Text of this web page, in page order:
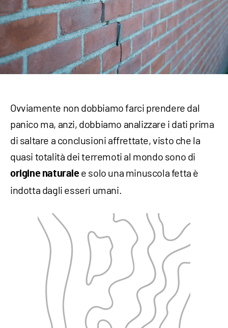
Ovviamente non dobbiamo farci prendere dal
panico ma, anzi, dobbiamo analizzare i dati prima
di saltare a conclusioni affrettate, visto che la
quasi totalità dei terremoti al mondo sono di
origine naturalee solo una minuscola fetta è
indotta dagli esseri umani.